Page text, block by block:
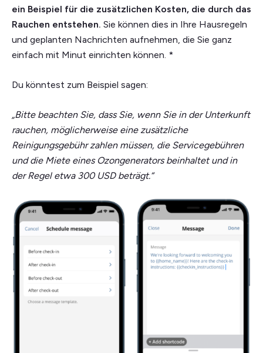
ein Beispiel für die zusätzlichen Kosten, die durch das
Rauchen entstehen. Sie können dies in Ihre Hausregeln
und geplanten Nachrichten aufnehmen, die Sie ganz
einfach mit Minut einrichten können. *
Du könntest zum Beispiel sagen:
„Bitte beachten Sie, dass Sie, wenn Sie in der Unterkunft
rauchen, möglicherweise eine zusätzliche
Reinigungsgebühr zahlen müssen, die Servicegebühren
und die Miete eines Ozongenerators beinhaltet und in
der Regel etwa 300 USD beträgt.“